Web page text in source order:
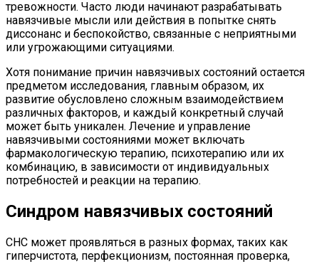
тревожности. Часто люди начинают разрабатывать
навязчивые мысли или действия в попытке снять
диссонанс и беспокойство, связанные с неприятными
или угрожающими ситуациями.
Хотя понимание причин навязчивых состояний остается
предметом исследования, главным образом, их
развитие обусловлено сложным взаимодействием
различных факторов, и каждый конкретный случай
может быть уникален. Лечение и управление
навязчивыми состояниями может включать
фармакологическую терапию, психотерапию или их
комбинацию, в зависимости от индивидуальных
потребностей и реакции на терапию.
Синдром навязчивых состояний
СНС может проявляться в разных формах, таких как
гиперчистота, перфекционизм, постоянная проверка,